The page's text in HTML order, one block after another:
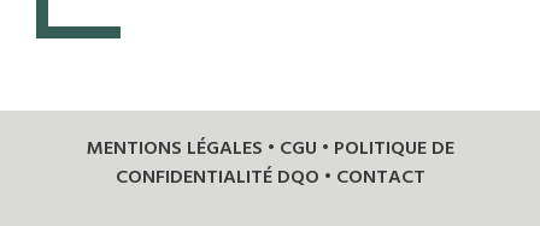
MENTIONS LÉGALES • CGU • POLITIQUE DE
CONFIDENTIALITÉ DQO • CONTACT